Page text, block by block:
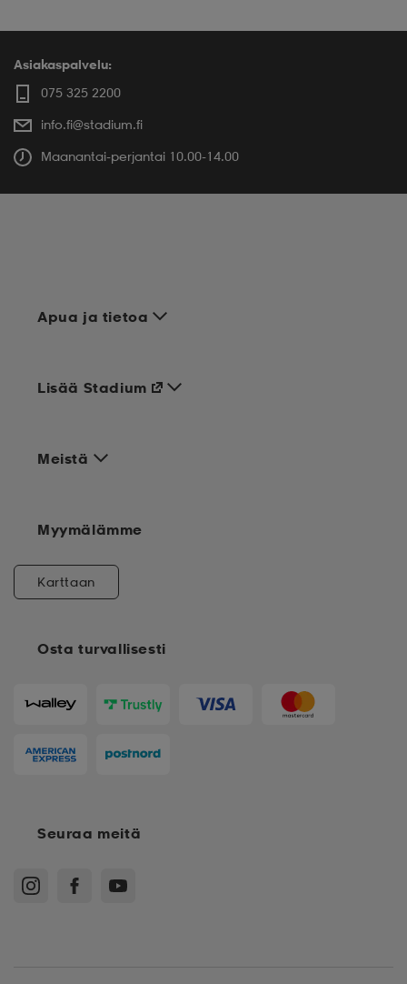
Asiakaspalvelu:
075 325 2200
info.fi@stadium.fi
Maanantai-perjantai 10.00-14.00
Apua ja tietoa
Meistä
Osta turvallisesti
Lisää Stadium
Myymälämme
Karttaan
Seuraa meitä